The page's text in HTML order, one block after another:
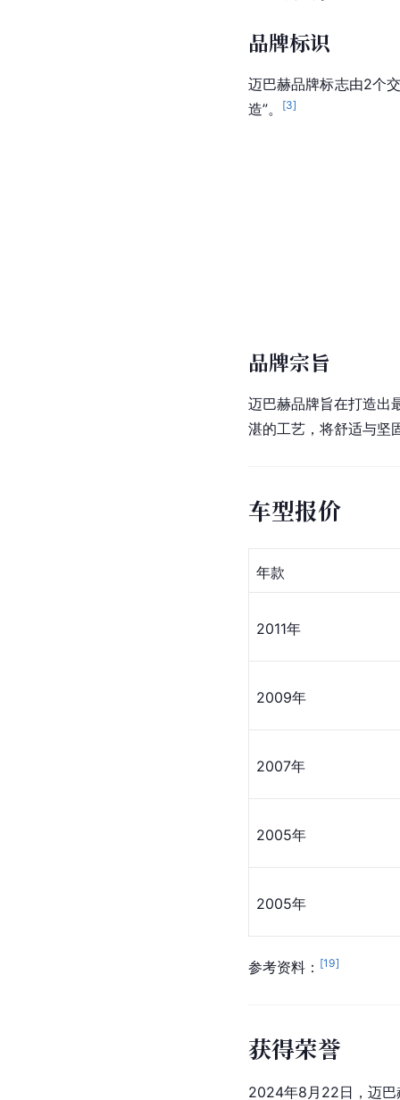
品牌标识
迈巴赫品牌标志由2个
造”。
[3]
品牌宗旨
迈巴赫品牌旨在打造出
湛的工艺，将舒适与坚
车型报价
年款
2011年
2009年
2007年
2005年
2005年
参考资料： [19]
获得荣誉
2024年8月22日，迈